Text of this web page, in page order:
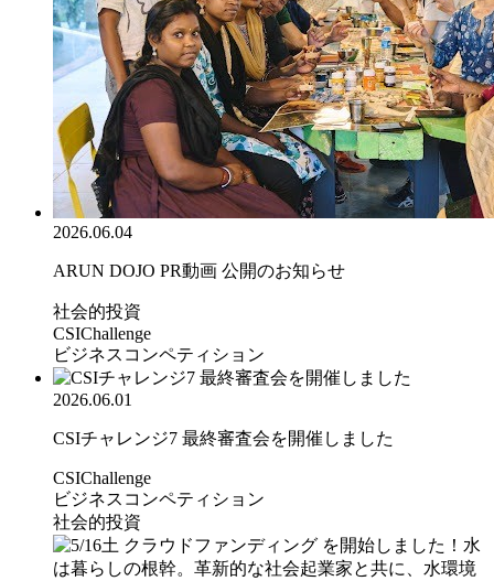
2026.06.04
ARUN DOJO PR動画 公開のお知らせ
社会的投資
CSIChallenge
ビジネスコンペティション
2026.06.01
CSIチャレンジ7 最終審査会を開催しました
CSIChallenge
ビジネスコンペティション
社会的投資